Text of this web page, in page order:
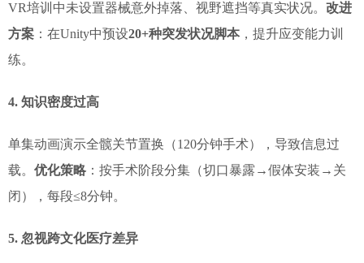
VR培训中未设置器械意外掉落、视野遮挡等真实状况。 改进
方案 ：在Unity中预设20+种突发状况脚本，提升应变能力训
练。
4. 知识密度过高
单集动画演示全髋关节置换（120分钟手术），导致信息过
载。 优化策略 ：按手术阶段分集（切口暴露→假体安装→关
闭），每段≤8分钟。
5. 忽视跨文化医疗差异